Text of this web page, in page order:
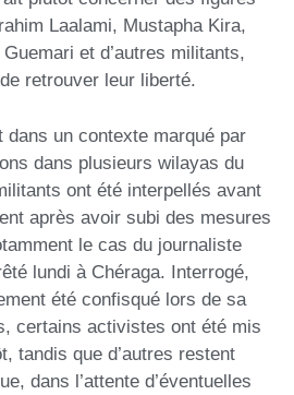
Laalami, Mustapha Kira,
et d’autres militants,
retrouver leur liberté.
dans un contexte marqué par
dans plusieurs wilayas du
ont été interpellés avant
après avoir subi des mesures
le cas du journaliste
lundi à Chéraga. Interrogé,
été confisqué lors de sa
certains activistes ont été mis
tandis que d’autres restent
dans l’attente d’éventuelles